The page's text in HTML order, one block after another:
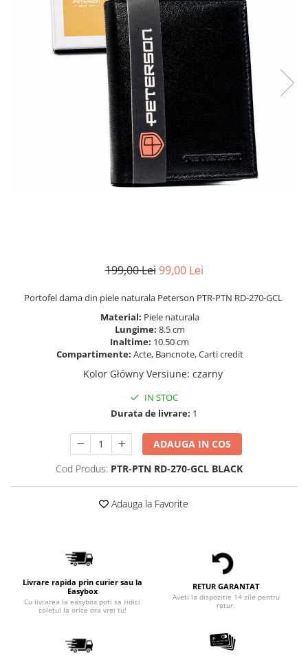
199,00 Lei 99,00 Lei
Portofel dama din piele naturala Peterson PTR-PTN RD-270-GCL
Material: Piele naturala
Lungime: 8.5 cm
Inaltime: 10.50 cm
Compartimente: Acte, Bancnote, Carti credit
Kolor Główny Versiune: czarny
IN STOC
Durata de livrare: 1
ADAUGA IN COS
Cod Produs: PTR-PTN RD-270-GCL BLACK
Adauga la Favorite
Livrare rapida prin curier sau la
Easybox
Cu livrarea la easybox poti sa ridici
coletul la orice ora vrei tu!
RETUR GARANTAT
Aveti la dispozitie 14 zile pentru
retur.